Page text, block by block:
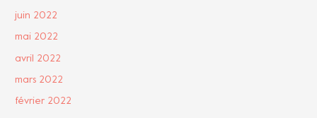
juin 2022
mai 2022
avril 2022
mars 2022
février 2022